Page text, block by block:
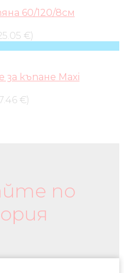
60/120/8см
€)
къпане Maxi
€)
по